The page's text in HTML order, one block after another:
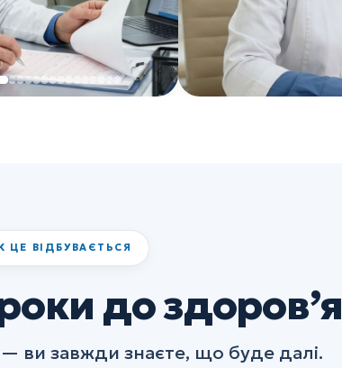
ЦЕ ВІДБУВАЄТЬСЯ
до здоровʼя
ви завжди знаєте, що буде далі.